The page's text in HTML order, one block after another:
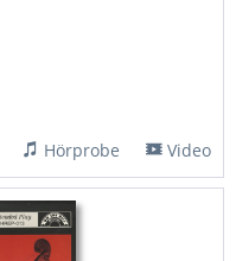
Hörprobe Video